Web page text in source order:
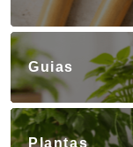
Guias
Plantas